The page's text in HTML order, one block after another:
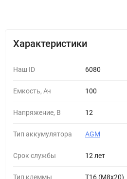
Характеристики
Наш ID 6080
Емкость, Ач 100
Напряжение, В 12
Тип аккумулятора AGM
Cрок службы 12 лет
Тип клеммы T16 (М8х20)